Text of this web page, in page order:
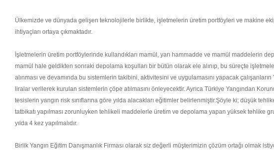
Ülkemizde ve dünyada gelişen teknolojilerle birlikte, işletmelerin üretim portföyleri ve makine
ihtiyaçları ortaya çıkmaktadır.
İşletmelerin üretim portföylerinde kullandıkları mamül, yarı hammadde ve mamül maddelerin
mamül hale geldikten sonraki depolama koşulları bir bütün olarak ele alınıp, bu süreçte
alınması ve devamında bu sistemlerin takibini, aktivitesini ve uygulamasını yapacak
liralar verilerek kurulan sistemlerin çöpe atılmasını önleyecektir. Ayrıca Türkiye Yangından
tesislerin yangın risk sınıflarına göre yılda alacakları eğitimler belirlenmiştir.Şöyle ki; düşük
tatbikatı yapılması zorunluyken tehlikeli maddelerle üretim ve depolama yapan yüksek tehlike
yılda 4 kez yapılmalıdır.
Birlik Yangın Eğitim Danışmanlık Firması olarak siz değerli müşterimizin çözüm ortağı olmak